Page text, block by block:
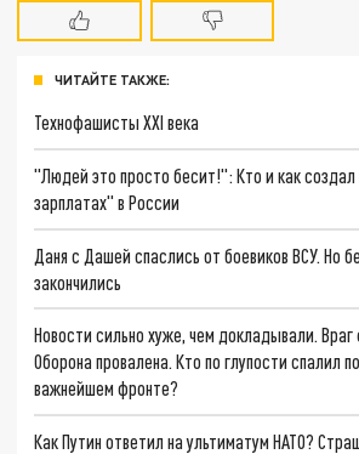
ЧИТАЙТЕ ТАКЖЕ:
Технофашисты XXI века
"Людей это просто бесит!": Кто и как
зарплатах" в России
Даня с Дашей спаслись от боевиков ВСУ. Но
закончились
Новости сильно хуже, чем докладывали. Враг
Оборона провалена. Кто по глупости спалил
важнейшем фронте?
Как Путин ответил на ультиматум НАТО?